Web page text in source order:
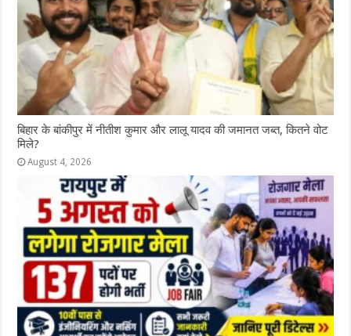
ब‍िहार के बांकीपुर में न‍ीतीश कुमार और लालू यादव की जमानत जब्‍त, कितने वोट
मिले?
August 4, 2026